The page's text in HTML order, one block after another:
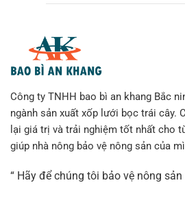
Công ty TNHH bao bì an khang Bắc
ngành sản xuất xốp lưới bọc trái cây.
lại giá trị và trải nghiệm tốt nhất cho
giúp nhà nông bảo vệ nông sản của
“ Hãy để chúng tôi bảo vệ nông sản